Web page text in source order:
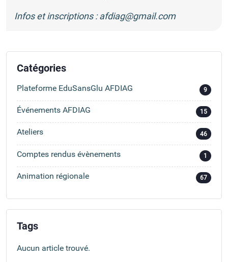
Infos et inscriptions :afdiag@gmail.com
Catégories
Plateforme EduSansGlu AFDIAG 9
Événements AFDIAG 15
Ateliers 46
Comptes rendus évènements 1
Animation régionale 67
Tags
Aucun article trouvé.